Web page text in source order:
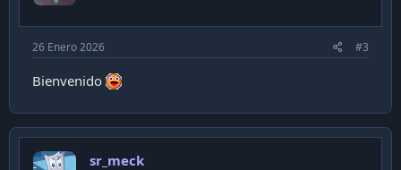
26 Enero 2026 #3
Bienvenido
sr_meck